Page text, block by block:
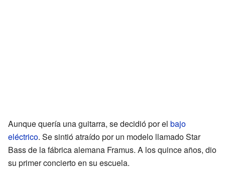
Aunque quería una guitarra, se decidió por el bajo
eléctrico. Se sintió atraído por un modelo llamado Star
Bass de la fábrica alemana Framus. A los quince años, dio
su primer concierto en su escuela.